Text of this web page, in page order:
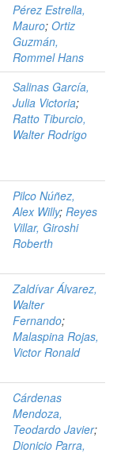
Pérez Estrella,
Mauro; Ortiz
Guzmán,
Rommel Hans
Salinas García,
Julia Victoria;
Ratto Tiburcio,
Walter Rodrigo
Pilco Núñez,
Alex Willy; Reyes
Villar, Giroshi
Roberth
Zaldívar Álvarez,
Walter
Fernando;
Malaspina Rojas,
Victor Ronald
Cárdenas
Mendoza,
Teodardo Javier;
Dionicio Parra,